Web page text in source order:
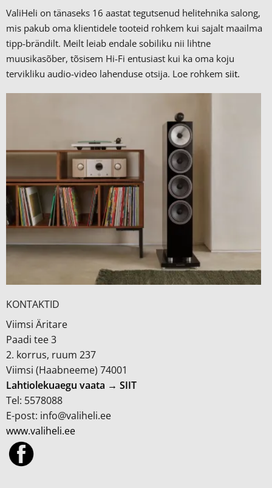
ValiHeli on tänaseks 16 aastat tegutsenud helitehnika salong,
mis pakub oma klientidele tooteid rohkem kui sajalt maailma
tipp-brändilt. Meilt leiab endale sobiliku nii lihtne
muusikasõber, tõsisem Hi-Fi entusiast kui ka oma koju
tervikliku audio-video lahenduse otsija. Loe rohkem siit.
KONTAKTID
Viimsi Äritare
Paadi tee 3
2. korrus, ruum 237
Viimsi (Haabneeme) 74001
Lahtiolekuaegu vaata → SIIT
Tel: 5578088
E-post: info@valiheli.ee
www.valiheli.ee